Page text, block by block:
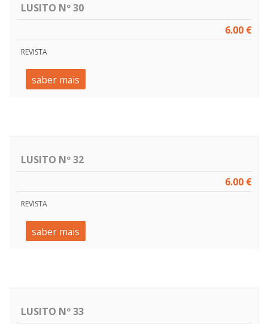
LUSITO Nº 30
6.00 €
REVISTA
saber mais
LUSITO Nº 32
6.00 €
REVISTA
saber mais
LUSITO Nº 33